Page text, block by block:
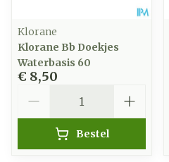
Klorane
Klorane Bb Doekjes
Waterbasis 60
€ 8,50
Bestel